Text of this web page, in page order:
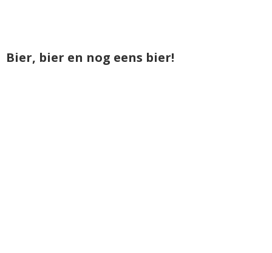
Bier, bier en nog eens bier!